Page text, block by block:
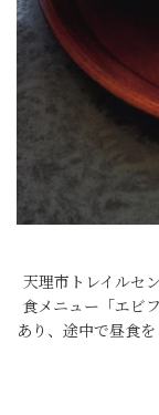
天理市トレイルセ
食メニュー「エビ
あり、途中で昼食